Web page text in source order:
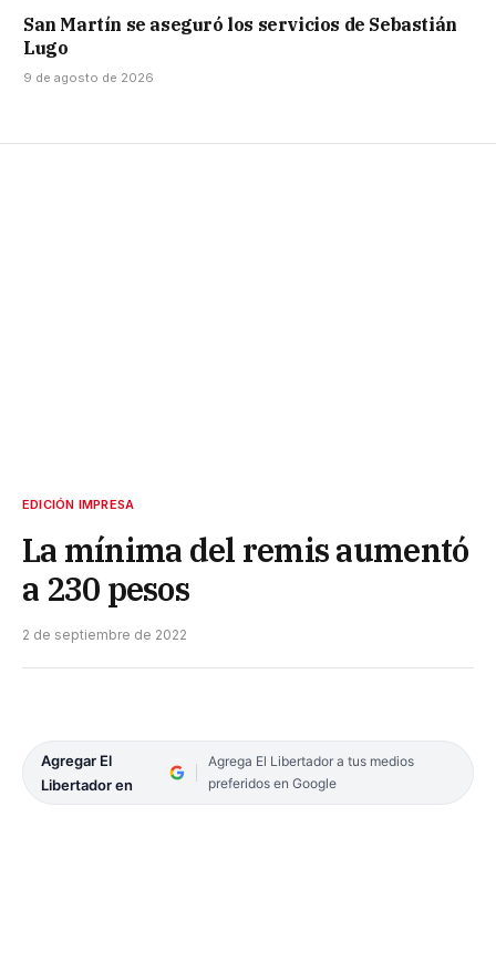
San Martín se aseguró los servicios de Sebastián
Lugo
9 de agosto de 2026
EDICIÓN IMPRESA
La mínima del remis aumentó
a 230 pesos
2 de septiembre de 2022
Agregar El
Libertador en
Agrega El Libertador a tus medios
preferidos en Google